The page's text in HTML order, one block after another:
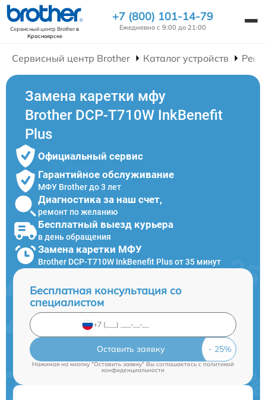
Сервисный центр Brotherв
Красноярске
+7 (800) 101-14-79
Ежедневно с 9:00 до 21:00
Сервисный центр Brother Каталог устройств
Замена каретки мфу
Brother DCP-T710W InkBenefit
Plus
Официальный сервис
Гарантийное обслуживание
МФУ Brother до 3 лет
Диагностика за наш счет,
ремонт по желанию
Бесплатный выезд курьера
в день обращения
Замена каретки МФУ
Brother DCP-T710W InkBenefit Plus от 35 минут
Бесплатная консультация со
специалистом
Оставить заявку
Нажимая на кнопку "Оставить заявку" Вы соглашаетесь cполитикой
конфиденциальности